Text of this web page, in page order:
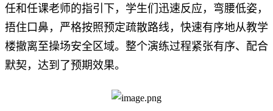
任和任课老师的指引下，学生们迅速反应，弯腰低姿，
捂住口鼻，严格按照预定疏散路线，快速有序地从教学
楼撤离至操场安全区域。整个演练过程紧张有序、配合
默契，达到了预期效果。